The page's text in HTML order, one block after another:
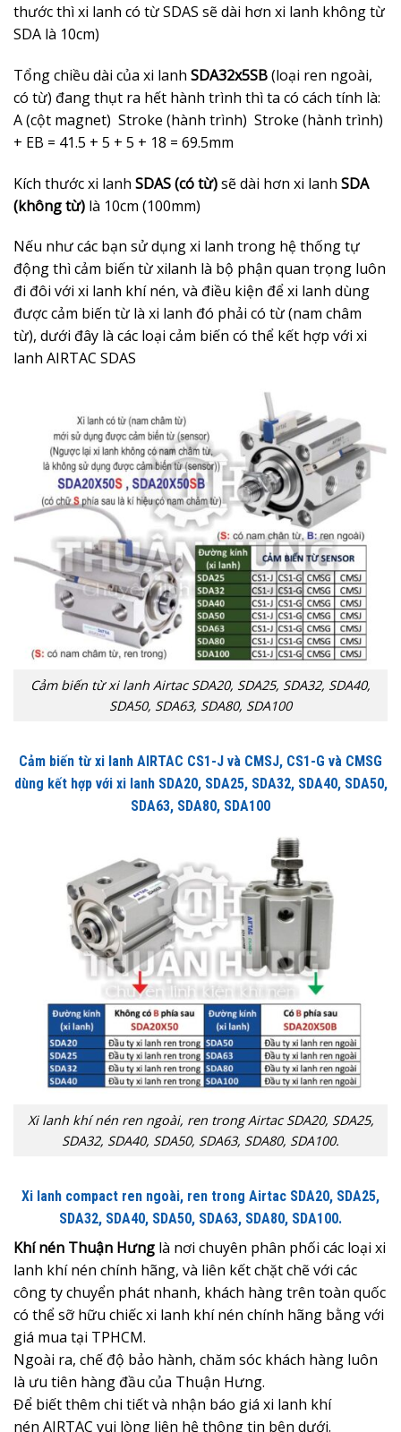
thước thì xi lanh có từ SDAS sẽ dài hơn xi lanh không từ
SDA là 10cm)
Tổng chiều dài của xi lanh SDA32x5SB(loại ren ngoài,
có từ) đang thụt ra hết hành trình thì ta có cách tính là:
A (cột magnet) Stroke (hành trình) Stroke (hành trình)
+ EB = 41.5 + 5 + 5 + 18 = 69.5mm
Kích thước xi lanh SDAS (có từ)sẽ dài hơn xi lanh SDA
(không từ) là 10cm (100mm)
Nếu như các bạn sử dụng xi lanh trong hệ thống tự
động thì cảm biến từ xilanh là bộ phận quan trọng luôn
đi đôi với xi lanh khí nén, và điều kiện để xi lanh dùng
được cảm biến từ là xi lanh đó phải có từ (nam châm
từ), dưới đây là các loại cảm biến có thể kết hợp với xi
lanh AIRTAC SDAS
Cảm biến từ xi lanh Airtac SDA20, SDA25, SDA32, SDA40,
SDA50, SDA63, SDA80, SDA100
Cảm biến từ xi lanh AIRTAC CS1-J và CMSJ, CS1-G và CMSG
dùng kết hợp với xi lanh SDA20, SDA25, SDA32, SDA40, SDA50,
SDA63, SDA80, SDA100
Xi lanh khí nén ren ngoài, ren trong Airtac SDA20, SDA25,
SDA32, SDA40, SDA50, SDA63, SDA80, SDA100.
Xi lanh compact ren ngoài, ren trong Airtac SDA20, SDA25,
SDA32, SDA40, SDA50, SDA63, SDA80, SDA100.
Khí nén Thuận Hưng là nơi chuyên phân phối các loại xi
lanh khí nén chính hãng, và liên kết chặt chẽ với các
công ty chuyển phát nhanh, khách hàng trên toàn quốc
có thể sỡ hữu chiếc xi lanh khí nén chính hãng bằng với
giá mua tại TPHCM.
Ngoài ra, chế độ bảo hành, chăm sóc khách hàng luôn
là ưu tiên hàng đầu của Thuận Hưng.
Để biết thêm chi tiết và nhận báo giá xi lanh khí
nén AIRTAC vui lòng liên hệ thông tin bên dưới.